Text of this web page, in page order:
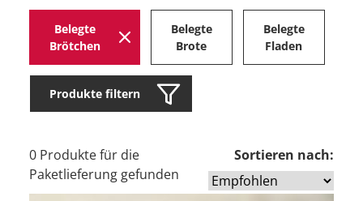
Belegte
Brötchen
Belegte
Brote
Belegte
Fladen
Produkte filtern
0 Produkte für die
Paketlieferung gefunden
Sortieren nach: